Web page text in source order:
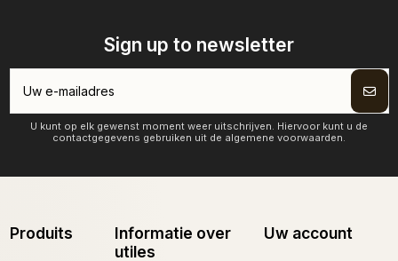
Sign up to newsletter
U kunt op elk gewenst moment weer uitschrijven. Hiervoor kunt u de
contactgegevens gebruiken uit de algemene voorwaarden.
Produits
Informatie over
utiles
Uw account